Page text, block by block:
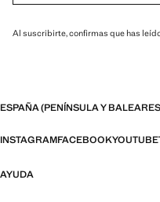
Al suscribirte, confirmas que has
ESPAÑA (PENÍNSULA Y
INSTAGRAMFACEBOOKYOUTUBE
AYUDA